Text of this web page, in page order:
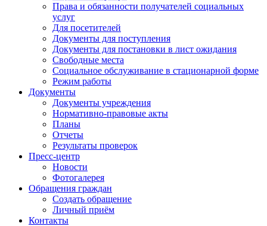
Права и обязанности получателей социальных
услуг
Для посетителей
Документы для поступления
Документы для постановки в лист ожидания
Свободные места
Социальное обслуживание в стационарной форме
Режим работы
Документы
Документы учреждения
Нормативно-правовые акты
Планы
Отчеты
Результаты проверок
Пресс-центр
Новости
Фотогалерея
Обращения граждан
Создать обращение
Личный приём
Контакты